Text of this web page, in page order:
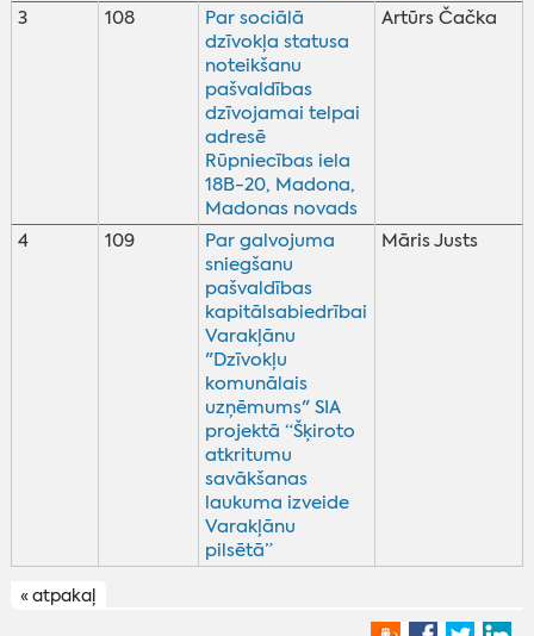
3 108
Par sociālā
dzīvokļa statusa
noteikšanu
pašvaldības
dzīvojamai telpai
adresē
Rūpniecības iela
18B-20, Madona,
Madonas novads
Artūrs Čačka
4 109
Par galvojuma
sniegšanu
pašvaldības
kapitālsabiedrībai
Varakļānu
"Dzīvokļu
komunālais
uzņēmums" SIA
projektā “Šķiroto
atkritumu
savākšanas
laukuma izveide
Varakļānu
pilsētā”
Māris Justs
« atpakaļ